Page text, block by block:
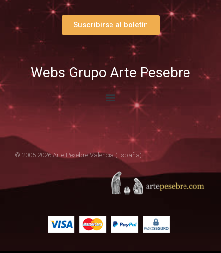
Suscribirse al boletín
Webs Grupo Arte Pesebre
© 2005-2026 Arte Pesebre Valencia (España)